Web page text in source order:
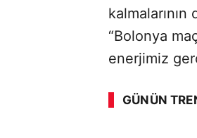
kalmalarının
“Bolonya
enerjimiz
GÜNÜN
00:03 / 09:08